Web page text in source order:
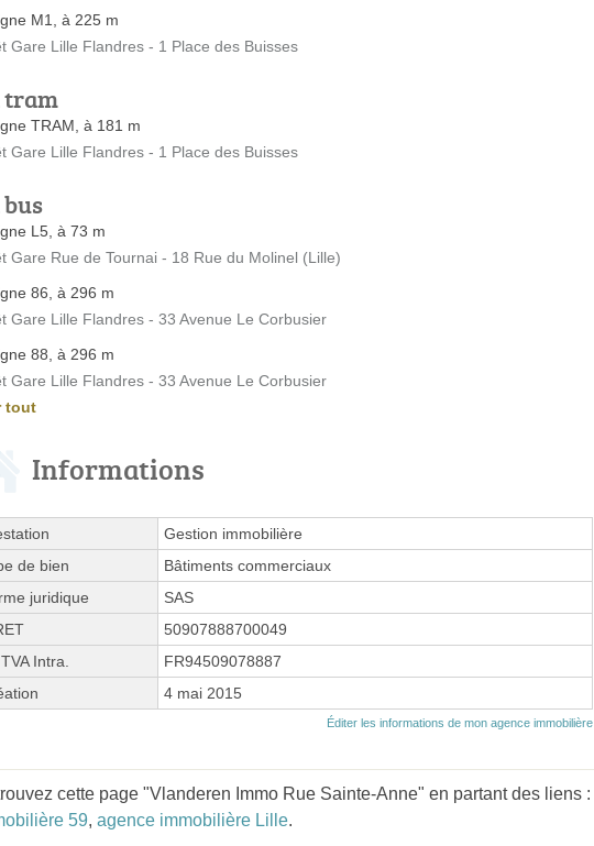
M1, à 225 m
Gare Lille Flandres - 1 Place des Buisses
tram
TRAM, à 181 m
Gare Lille Flandres - 1 Place des Buisses
L5, à 73 m
Gare Rue de Tournai - 18 Rue du Molinel (Lille)
86, à 296 m
Gare Lille Flandres - 33 Avenue Le Corbusier
88, à 296 m
Gare Lille Flandres - 33 Avenue Le Corbusier
tout
Informations
Gestion immobilière
de bien
Bâtiments commerciaux
juridique
SAS
50907888700049
Intra.
FR94509078887
4 mai 2015
Éditer les informations de mon agence immobilière
cette page "Vlanderen Immo Rue Sainte-Anne" en partant des liens :
59, agence immobilière Lille.